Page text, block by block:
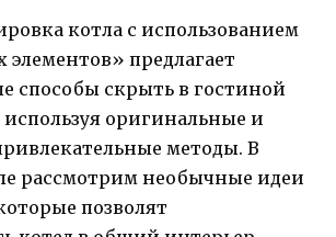
котла с использованием
элементов» предлагает
способы скрыть в гостиной
используя оригинальные и
методы. В
рассмотрим необычные идеи
позволят